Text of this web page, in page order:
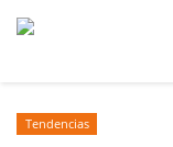
Tendencias